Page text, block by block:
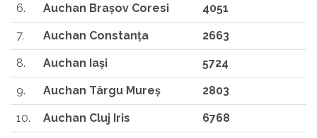
6. Auchan Braşov Coresi 4051
7. Auchan Constanţa 2663
8. Auchan Iaşi 5724
9. Auchan Târgu Mureş 2803
10. Auchan Cluj Iris 6768